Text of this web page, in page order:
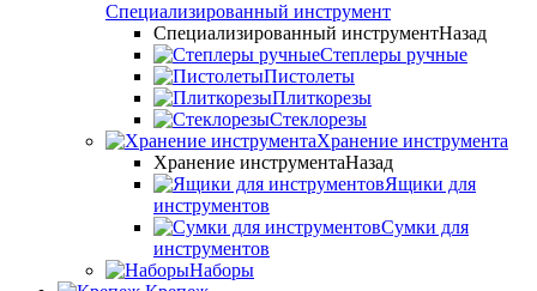
Специализированный инструмент
Специализированный инструментНазад
Степлеры ручные
Пистолеты
Плиткорезы
Стеклорезы
Хранение инструмента
Хранение инструментаНазад
Ящики для
инструментов
Сумки для
инструментов
Наборы